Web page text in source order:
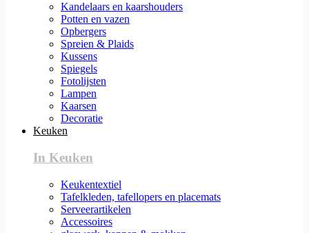
Kandelaars en kaarshouders
Potten en vazen
Opbergers
Spreien & Plaids
Kussens
Spiegels
Fotolijsten
Lampen
Kaarsen
Decoratie
Keuken
In Keuken
Keukentextiel
Tafelkleden, tafellopers en placemats
Serveerartikelen
Accessoires